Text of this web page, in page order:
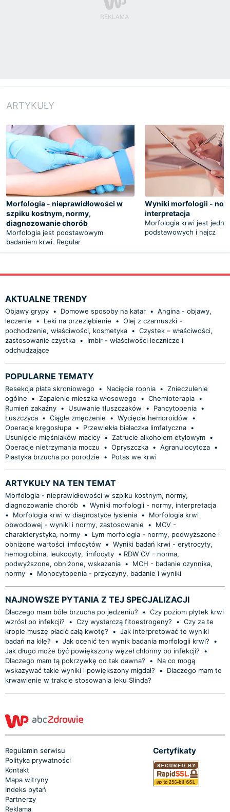
ARTYKUŁY
Morfologia - nieprawidłowości w
szpiku kostnym, normy,
diagnozowanie chorób
Morfologia jest podstawowym
badaniem krwi. Regular
Wyniki morfologii -
interpretacja
Morfologia krwi jest
podstawowych i najcz
AKTUALNE TRENDY
Objawy grypy • Domowe sposoby na katar • Angina - objawy,
leczenie
• Leki na przeziębienie • Olej z czarnuszki -
pochodzenie, właściwości, kosmetyka • Czystek – właściwości,
zastosowanie czystka •
Imbir - właściwości lecznicze i
odchudzające
POPULARNE TEMATY
Resekcja płata skroniowego • Nacięcie ropnia • Znieczulenie
ogólne
• Zapalenie mieszka włosowego • Chemioterapia •
Rumień zakaźny • Usuwanie tłuszczaków • Pancytopenia •
Łuszczyca • Ciągłe zmęczenie • Wycięcie hemoroidów
•
Operacje kręgosłupa • Przewlekła białaczka limfatyczna •
Usunięcie mięśniaków macicy • Zatrucie alkoholem etylowym •
Operacje nietrzymania moczu
• Opryszczka • Agranulocytoza •
Plastyka brzucha po porodzie
• Potas we krwi
ARTYKUŁY NA TEN TEMAT
Morfologia - nieprawidłowości w szpiku kostnym, normy,
diagnozowanie chorób • Wyniki morfologii - normy, interpretacja
•
Morfologia krwi w diagnostyce łysienia •
Morfologia krwi
obwodowej - wyniki i normy, zastosowanie
•
MCV -
charakterystyka, normy •
Lym morfologia - normy, podwyższone i
obniżone wartości limfocytów
• Wyniki badań krwi - erytrocyty,
hemoglobina, leukocyty, limfocyty • ​RDW CV - norma,
podwyższone, obniżone, wskazania •
MCH - badanie czynnika,
normy • Monocytopenia - przyczyny, badanie i wyniki
NAJNOWSZE PYTANIA Z TEJ SPECJALIZACJI
Dlaczego mam bóle brzucha po jedzeniu? • Czy poziom płytek krwi
wzrósł po infekcji?
• Czy wystarczą fitoestrogeny? • Czy za te
krople muszę płacić całą kwotę?
• Jak interpretować te wyniki
badań na kiłę?
• Jak ocenić ten wynik badania morfologii krwi?
•
Jak długo może być powiększony węzeł chłonny po infekcji?
•
Dlaczego mam tą pokrzywkę od tak dawna?
•
Na co mogą
wskazywać takie wyniki i powiększony migdał?
•
Dlaczego mam to
krwawienie w trakcie stosowania leku Slinda?
Regulamin serwisu
Polityka prywatności
Kontakt
Mapa witryny
Indeks pytań
Partnerzy
Reklama
Certyfikaty